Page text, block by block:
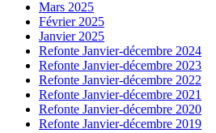
Mars 2025
Février 2025
Janvier 2025
Refonte Janvier-décembre 2024
Refonte Janvier-décembre 2023
Refonte Janvier-décembre 2022
Refonte Janvier-décembre 2021
Refonte Janvier-décembre 2020
Refonte Janvier-décembre 2019